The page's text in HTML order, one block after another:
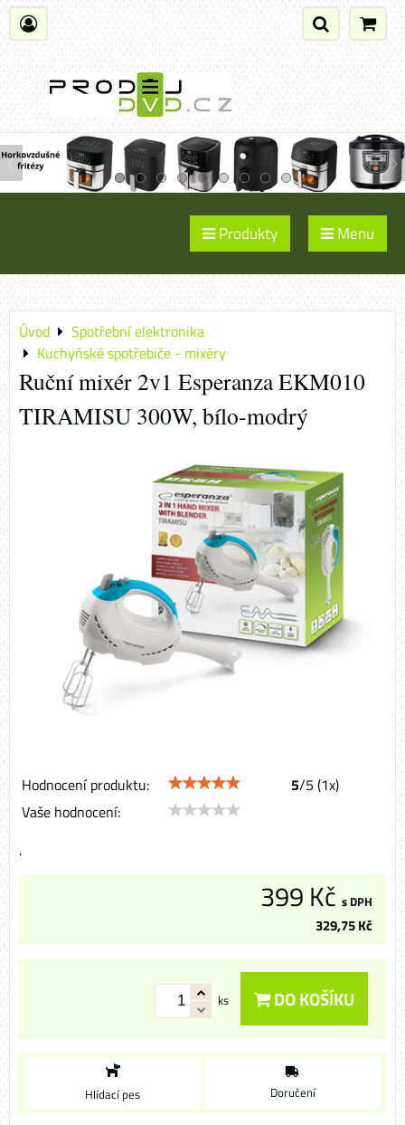
Produkty Menu
Úvod
Spotřební elektronika
Kuchyňské spotřebiče - mixéry
Ruční mixér 2v1 Esperanza EKM010
TIRAMISU 300W, bílo-modrý
Hodnocení produktu: 5/5 (1x)
Vaše hodnocení:
.
399 Kč s DPH
329,75 Kč
ks DO KOŠÍKU
Hlídací pes Doručení